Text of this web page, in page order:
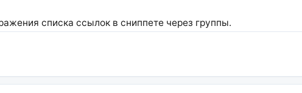
списка ссылок в сниппете через группы.